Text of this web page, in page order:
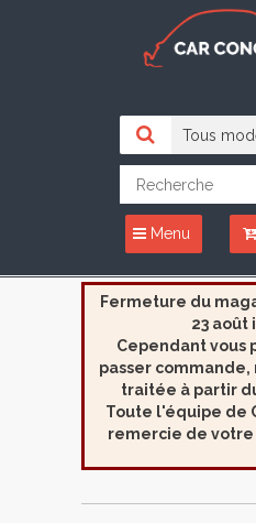
Menu
Fermeture du
23 août
Cependant vous
passer
traitée à partir
Toute l'équipe de
remercie de votre